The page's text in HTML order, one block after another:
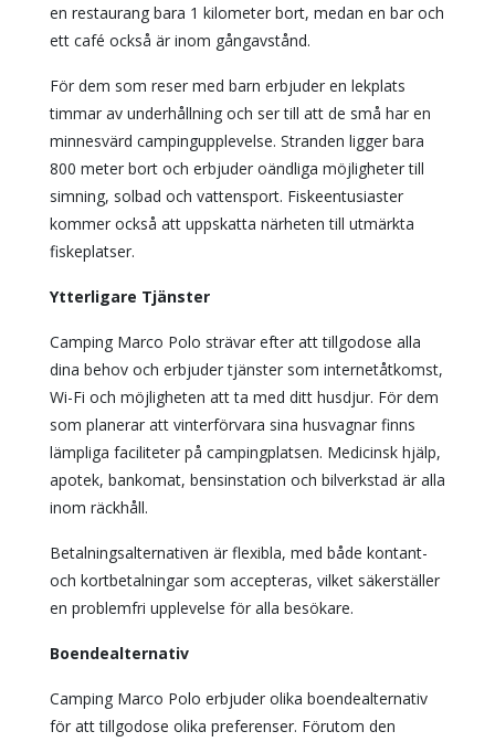
en restaurang bara 1 kilometer bort, medan en bar och
ett café också är inom gångavstånd.
För dem som reser med barn erbjuder en lekplats
timmar av underhållning och ser till att de små har en
minnesvärd campingupplevelse. Stranden ligger bara
800 meter bort och erbjuder oändliga möjligheter till
simning, solbad och vattensport. Fiskeentusiaster
kommer också att uppskatta närheten till utmärkta
fiskeplatser.
Ytterligare Tjänster
Camping Marco Polo strävar efter att tillgodose alla
dina behov och erbjuder tjänster som internetåtkomst,
Wi-Fi och möjligheten att ta med ditt husdjur. För dem
som planerar att vinterförvara sina husvagnar finns
lämpliga faciliteter på campingplatsen. Medicinsk hjälp,
apotek, bankomat, bensinstation och bilverkstad är alla
inom räckhåll.
Betalningsalternativen är flexibla, med både kontant-
och kortbetalningar som accepteras, vilket säkerställer
en problemfri upplevelse för alla besökare.
Boendealternativ
Camping Marco Polo erbjuder olika boendealternativ
för att tillgodose olika preferenser. Förutom den